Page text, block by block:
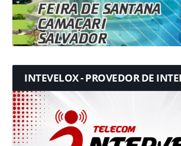
INTEVELOX - PROVEDOR DE